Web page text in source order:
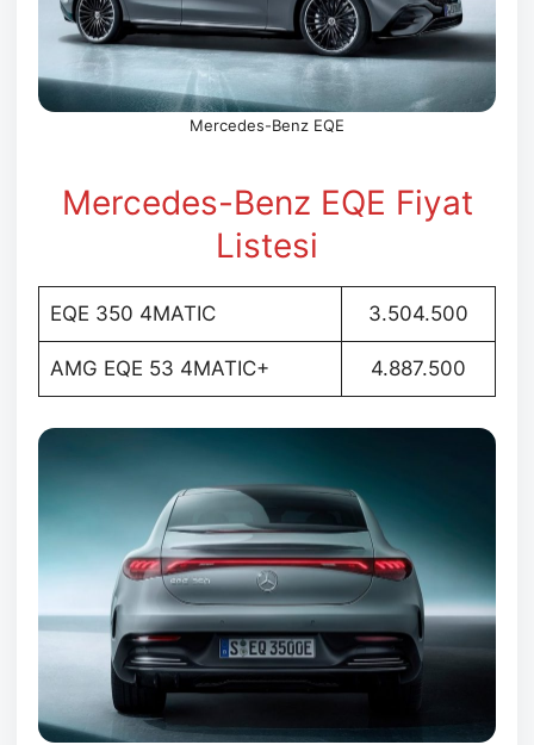
Mercedes-Benz EQE
Mercedes-Benz EQE Fiyat
Listesi
EQE 350 4MATIC 3.504.500
AMG EQE 53 4MATIC+ 4.887.500